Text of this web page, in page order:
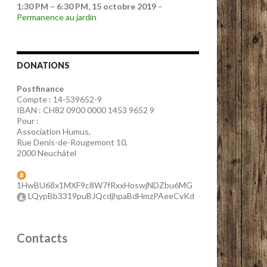
1:30 PM – 6:30 PM, 15 octobre 2019 –
Permanence au jardin
DONATIONS
Postfinance
Compte : 14-539652-9
IBAN : CH82 0900 0000 1453 9652 9
Pour :
Association Humus,
Rue Denis-de-Rougemont 10,
2000 Neuchâtel
1HwBU68x1MXF9c8W7fRxxHoswjNDZbu6MG
LQypBb3319puBJQcdjhpaBdHmzPAeeCvKd
Contacts